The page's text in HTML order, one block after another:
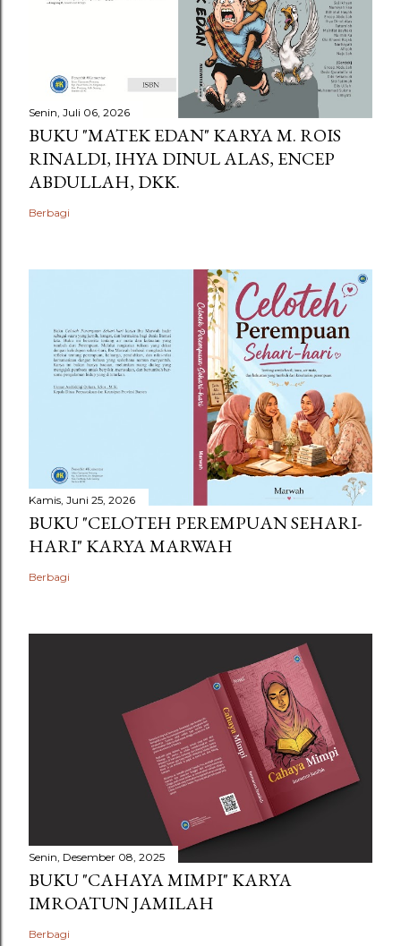
Senin, Juli 06, 2026
BUKU "MATEK EDAN" KARYA M. ROIS
RINALDI, IHYA DINUL ALAS, ENCEP
ABDULLAH, DKK.
Berbagi
Kamis, Juni 25, 2026
BUKU "CELOTEH PEREMPUAN SEHARI-
HARI" KARYA MARWAH
Berbagi
Senin, Desember 08, 2025
BUKU "CAHAYA MIMPI" KARYA
IMROATUN JAMILAH
Berbagi